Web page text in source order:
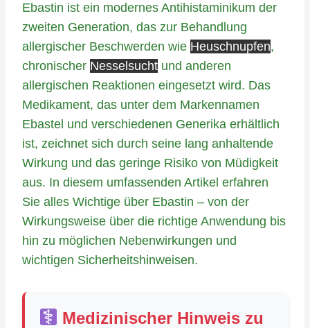
Ebastin ist ein modernes Antihistaminikum der
zweiten Generation, das zur Behandlung
allergischer Beschwerden wie Heuschnupfen,
chronischer Nesselsucht und anderen
allergischen Reaktionen eingesetzt wird. Das
Medikament, das unter dem Markennamen
Ebastel und verschiedenen Generika erhältlich
ist, zeichnet sich durch seine lang anhaltende
Wirkung und das geringe Risiko von Müdigkeit
aus. In diesem umfassenden Artikel erfahren
Sie alles Wichtige über Ebastin – von der
Wirkungsweise über die richtige Anwendung bis
hin zu möglichen Nebenwirkungen und
wichtigen Sicherheitshinweisen.
Medizinischer Hinweis zu